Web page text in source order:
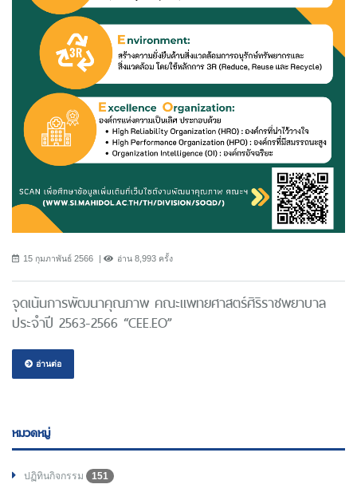
15 กุมภาพันธ์ 2566 อ่าน 8,993 ครั้ง
จุดเน้นการพัฒนาคุณภาพ คณะแพทยศาสตร์ศิริราชพยาบาล
ประจำปี 2563-2566 “CEE.EO”
อ่านต่อ
หมวดหมู่
ปฏิทินกิจกรรม 151